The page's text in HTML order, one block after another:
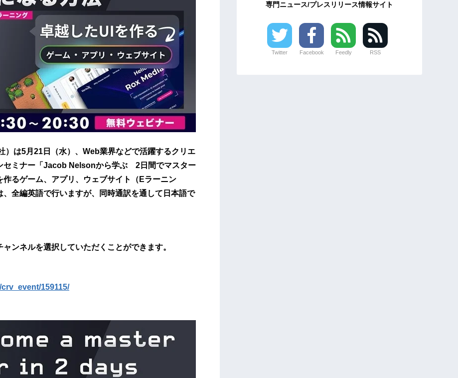
）は5月21日（水）、Web業界などで活躍するクリエ
セミナー「Jacob Nelsonから学ぶ 2日間でマスター
るゲーム、アプリ、ウェブサイト（Eラーニン
全編英語で行いますが、同時通訳を通して日本語で
ンネルを選択していただくことができます。
159115/
専門ニュース/プレスリリース情報サイト
Twitter Facebook Feedly RSS